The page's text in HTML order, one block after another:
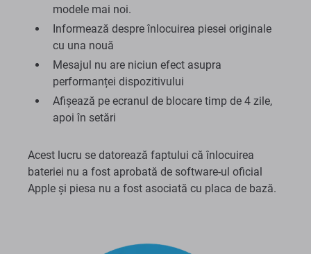
modele mai noi.
Informează despre înlocuirea piesei originale
cu una nouă
Mesajul nu are niciun efect asupra
performanței dispozitivului
Afișează pe ecranul de blocare timp de 4 zile,
apoi în setări
Acest lucru se datorează faptului că înlocuirea
bateriei nu a fost aprobată de software-ul oficial
Apple și piesa nu a fost asociată cu placa de bază.